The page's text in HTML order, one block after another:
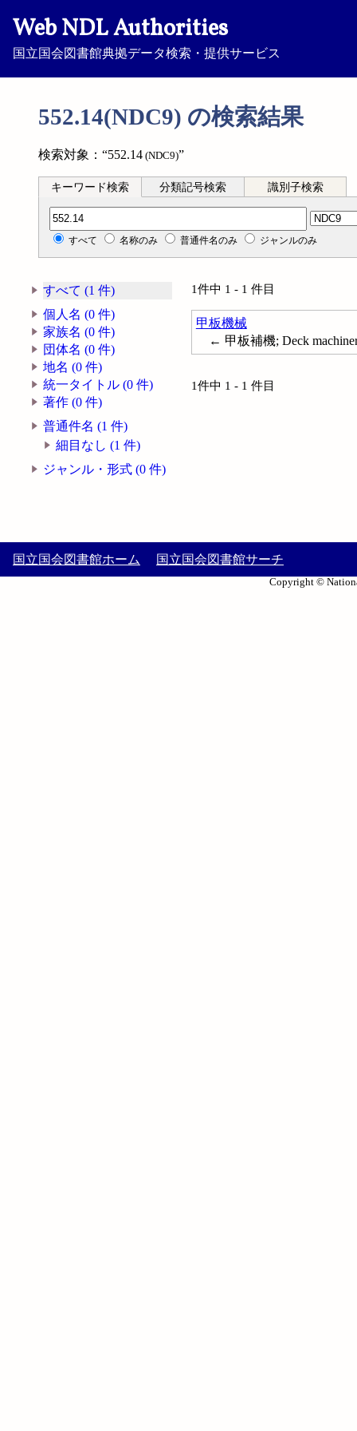
Web NDL Authorities
国立国会図書館典拠データ検索・提供サービス
552.14(NDC9) の検索結果
検索対象：“552.14 (NDC9)”
キーワード検索 分類記号検索 識別子検索
分類記号検索
すべて 名称のみ 普通件名のみ ジャンルのみ
すべて (1 件)
個人名 (0 件)
家族名 (0 件)
団体名 (0 件)
地名 (0 件)
統一タイトル (0 件)
著作 (0 件)
普通件名 (1 件)
細目なし (1 件)
ジャンル・形式 (0 件)
1件中 1 - 1 件目
甲板機械
← 甲板補機; Deck
1件中 1 - 1 件目
国立国会図書館ホーム 国立国会図書館サーチ
Copyright ©